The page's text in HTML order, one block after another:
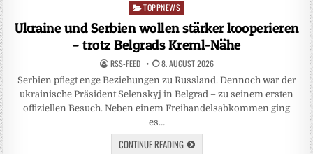
Posted
TOPPNEWS
Ukraine und Serbien wollen stärker kooperieren
– trotz Belgrads Kreml-Nähe
RSS-FEED 8. AUGUST 2026
Serbien pflegt enge Beziehungen zu Russland. Dennoch war der
ukrainische Präsident Selenskyj in Belgrad – zu seinem ersten
offiziellen Besuch. Neben einem Freihandelsabkommen ging
es…
CONTINUE READING